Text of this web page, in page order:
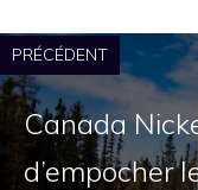
PRÉCÉDENT
Canada
d’empocher